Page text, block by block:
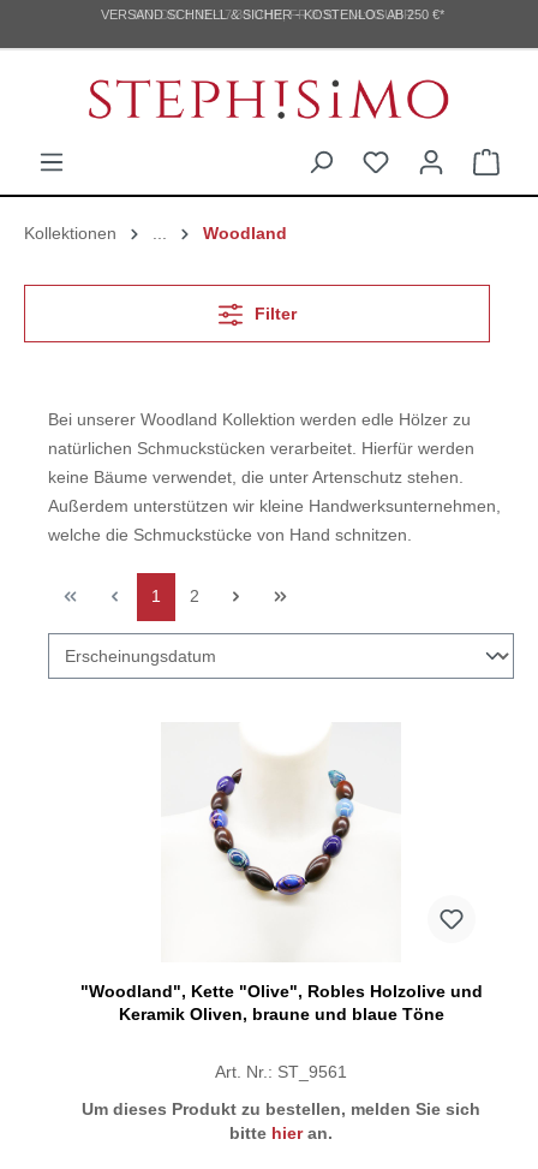
VERSAND SCHNELL & SICHER - KOSTENLOS AB 250 €*
MO-DO 8:30 -17:30 UHR, FR 8:30 - 14:00 UHR
Kollektionen Woodland
Filter
Bei unserer Woodland Kollektion werden edle Hölzer zu
natürlichen Schmuckstücken verarbeitet. Hierfür werden
keine Bäume verwendet, die unter Artenschutz stehen.
Außerdem unterstützen wir kleine Handwerksunternehmen,
welche die Schmuckstücke von Hand schnitzen.
1 2
"Woodland", Kette "Olive", Robles Holzolive und
Keramik Oliven, braune und blaue Töne
Art. Nr.: ST_9561
Um dieses Produkt zu bestellen, melden Sie sich
bitte hieran.